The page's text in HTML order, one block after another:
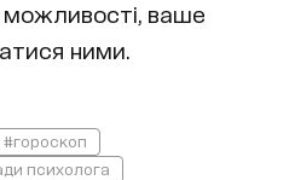
можливості, ваше
ними.
#гороскоп
психолога